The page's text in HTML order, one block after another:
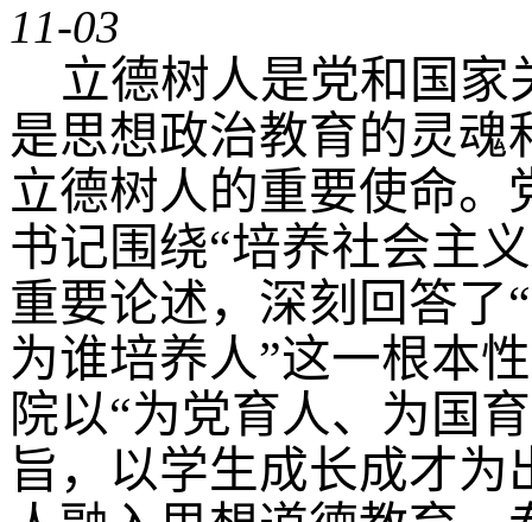
11-03
立德树人是党和国
是思想政治教育的灵魂
立德树人的重要使命
书记围绕“培养社会主
重要论述，深刻回答了
为谁培养人”这一根本
院以“为党育人、为国
旨，以学生成长成才